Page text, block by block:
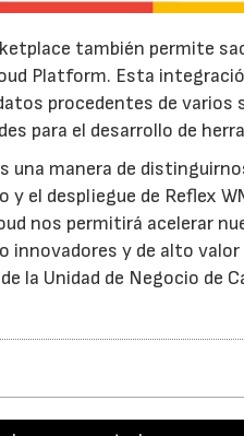
también permite
Platform. Esta
procedentes de varios
para el desarrollo de
una manera de
el despliegue de Reflex
nos permitirá acelerar
y de alto
la Unidad de Negocio de